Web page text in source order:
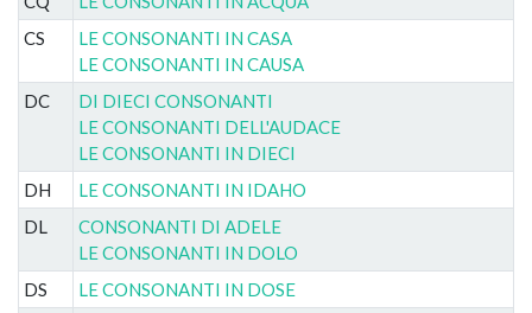
CS
LE CONSONANTI IN CASA
LE CONSONANTI IN CAUSA
DC
DI DIECI CONSONANTI
LE CONSONANTI DELL'AUDACE
LE CONSONANTI IN DIECI
DH
LE CONSONANTI IN IDAHO
DL
CONSONANTI DI ADELE
LE CONSONANTI IN DOLO
DS
LE CONSONANTI IN DOSE